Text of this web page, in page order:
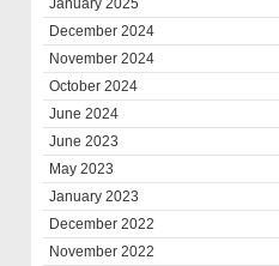
December 2024
November 2024
October 2024
June 2024
June 2023
May 2023
January 2023
December 2022
November 2022